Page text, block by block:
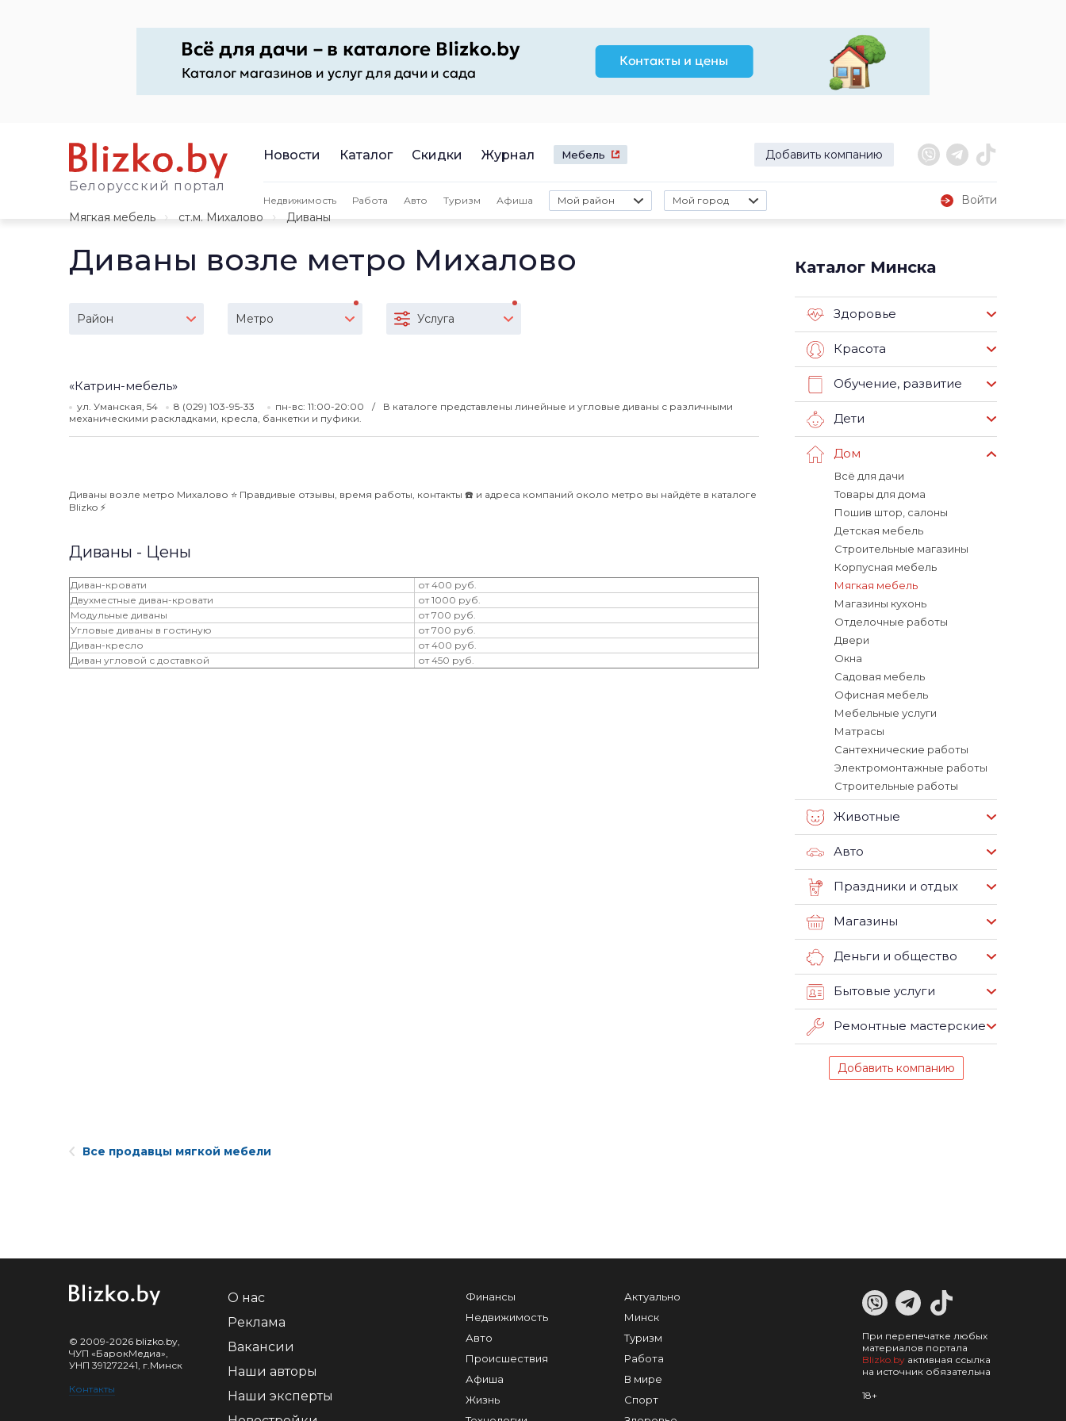
Белорусский портал
Новости Каталог Скидки Журнал Мебель Добавить компанию
Недвижимость Работа Авто Туризм Афиша Мой район Мой город
Войти
Мягкая мебель
ст.м. Михалово Диваны
Диваны возле метро Михалово
Район Метро Услуга
«Катрин-мебель»
ул. Уманская, 54 8 (029) 103-95-33 пн-вс: 11:00-20:00
В каталоге представлены линейные и угловые диваны с различными
механическими раскладками, кресла, банкетки и пуфики.
Диваны возле метро Михалово ⭐️ Правдивые отзывы, время работы, контакты ☎️ и адреса компаний около метро вы найдёте в каталоге
Blizko ⚡️
Диваны - Цены
Диван-кровати
от 400 руб.
Двухместные диван-кровати
от 1000 руб.
Модульные диваны
от 700 руб.
Угловые диваны в гостиную
от 700 руб.
Диван-кресло
от 400 руб.
Диван угловой с доставкой
от 450 руб.
Каталог Минска
Здоровье
Красота
Обучение, развитие
Дети
Дом
Всё для дачи
Товары для дома
Пошив штор, салоны
Детская мебель
Строительные магазины
Корпусная мебель
Мягкая мебель
Магазины кухонь
Отделочные работы
Двери
Окна
Садовая мебель
Офисная мебель
Мебельные услуги
Матрасы
Сантехнические работы
Электромонтажные работы
Строительные работы
Животные
Авто
Праздники и отдых
Магазины
Деньги и общество
Бытовые услуги
Ремонтные мастерские
Добавить компанию
Все продавцы мягкой мебели
© 2009-2026 blizko.by,
ЧУП «БарокМедиа»,
УНП 391272241, г.Минск
Контакты
О нас
Реклама
Вакансии
Наши авторы
Наши эксперты
Финансы
Недвижимость
Авто
Происшествия
Афиша
Жизнь
Актуально
Минск
Туризм
Работа
В мире
Спорт
При перепечатке любых
материалов портала
Blizko.by активная ссылка
на источник обязательна
18+